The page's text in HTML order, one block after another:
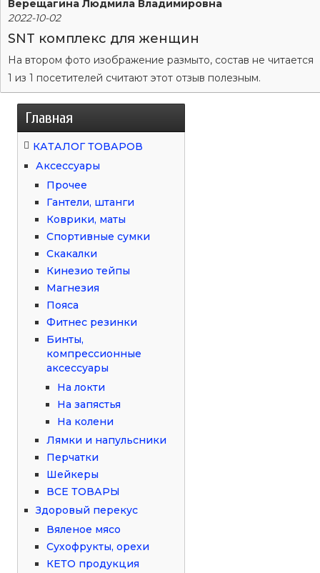
Верещагина Людмила Владимировна
2022-10-02
SNT комплекс для женщин
На втором фото изображение размыто, состав не читается
1 из 1 посетителей считают этот отзыв полезным.
Главная
КАТАЛОГ ТОВАРОВ
Аксессуары
Прочее
Гантели, штанги
Коврики, маты
Спортивные сумки
Скакалки
Кинезио тейпы
Магнезия
Пояса
Фитнес резинки
Бинты,
компрессионные
аксессуары
На локти
На запястья
На колени
Лямки и напульсники
Перчатки
Шейкеры
ВСЕ ТОВАРЫ
Здоровый перекус
Вяленое мясо
Сухофрукты, орехи
КЕТО продукция